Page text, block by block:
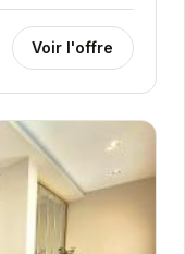
Voir l'offre